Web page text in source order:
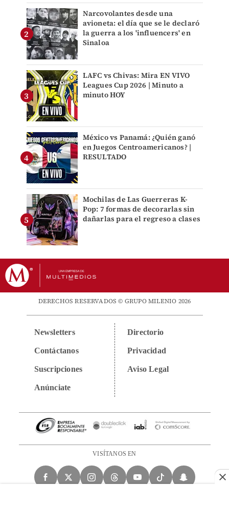
Narcovolantes desde una
avioneta: el día que se le declaró
la guerra a los 'influencers' en
Sinaloa
LAFC vs Chivas: Mira EN VIVO
Leagues Cup 2026 | Minuto a
minuto HOY
México vs Panamá: ¿Quién ganó
en Juegos Centroamericanos? |
RESULTADO
Mochilas de Las Guerreras K-
Pop: 7 formas de decorarlas sin
dañarlas para el regreso a clases
DERECHOS RESERVADOS © GRUPO MILENIO 2026
Newsletters
Contáctanos
Suscripciones
Anúnciate
Directorio
Privacidad
Aviso Legal
VISÍTANOS EN